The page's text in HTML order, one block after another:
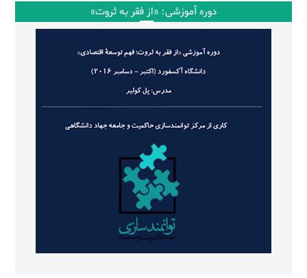
دوره آموزشی: «از فقر به ثروت»